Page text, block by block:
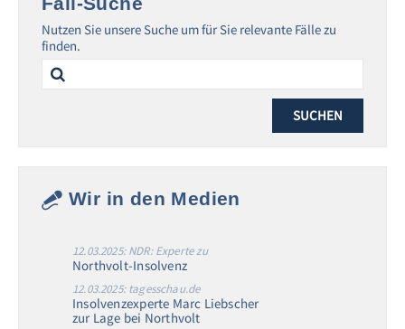
Nutzen Sie unsere Suche um für Sie relevante Fälle zu
finden.
Search
for:
Wir in den Medien
12.03.2025: NDR: Experte zu
Northvolt-Insolvenz
12.03.2025: tagesschau.de
Insolvenzexperte Marc Liebscher
zur Lage bei Northvolt